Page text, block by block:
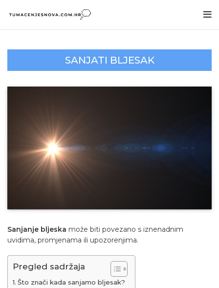
SANJATI BLJESAK
Sanjanje bljeska može biti povezano s iznenadnim
uvidima, promjenama ili upozorenjima.
Pregled sadržaja
Što znači kada sanjamo bljesak?